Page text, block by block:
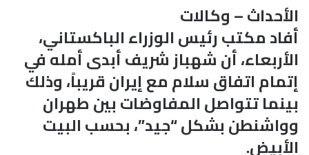
الأحداث – وكالات
أفاد مكتب رئيس الوزراء الباكستاني،
الأربعاء، أن شهباز شريف أبدى أمله في
إتمام اتفاق سلام مع إيران قريباً، وذلك
بينما تتواصل المفاوضات بين طهران
وواشنطن بشكل “جيد”، بحسب البيت
الأبيض.